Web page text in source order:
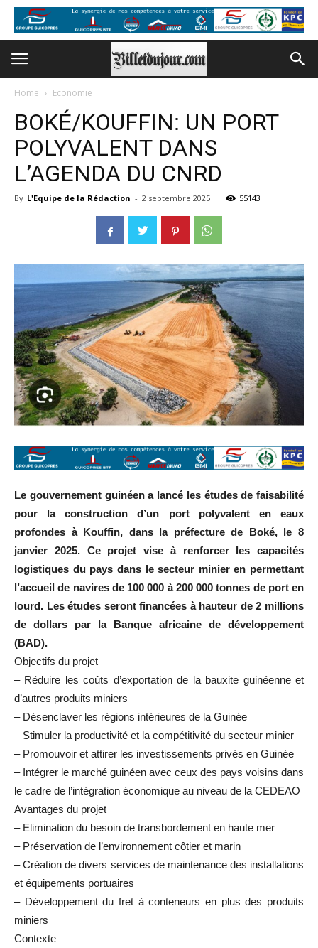
Home Economie
BOKÉ/KOUFFIN: UN PORT
POLYVALENT DANS
L’AGENDA DU CNRD
By L'Equipe de la Rédaction - 2 septembre 2025 55143
Le gouvernement guinéen a lancé les études de faisabilité
pour la construction d’un port polyvalent en eaux
profondes à Kouffin, dans la préfecture de Boké, le 8
janvier 2025. Ce projet vise à renforcer les capacités
logistiques du pays dans le secteur minier en permettant
l’accueil de navires de 100 000 à 200 000 tonnes de port en
lourd. Les études seront financées à hauteur de 2 millions
de dollars par la Banque africaine de développement
(BAD).
Objectifs du projet
– Réduire les coûts d’exportation de la bauxite guinéenne et
d’autres produits miniers
– Désenclaver les régions intérieures de la Guinée
– Stimuler la productivité et la compétitivité du secteur minier
– Promouvoir et attirer les investissements privés en Guinée
– Intégrer le marché guinéen avec ceux des pays voisins dans
le cadre de l’intégration économique au niveau de la CEDEAO
Avantages du projet
– Elimination du besoin de transbordement en haute mer
– Préservation de l’environnement côtier et marin
– Création de divers services de maintenance des installations
et équipements portuaires
– Développement du fret à conteneurs en plus des produits
miniers
Contexte